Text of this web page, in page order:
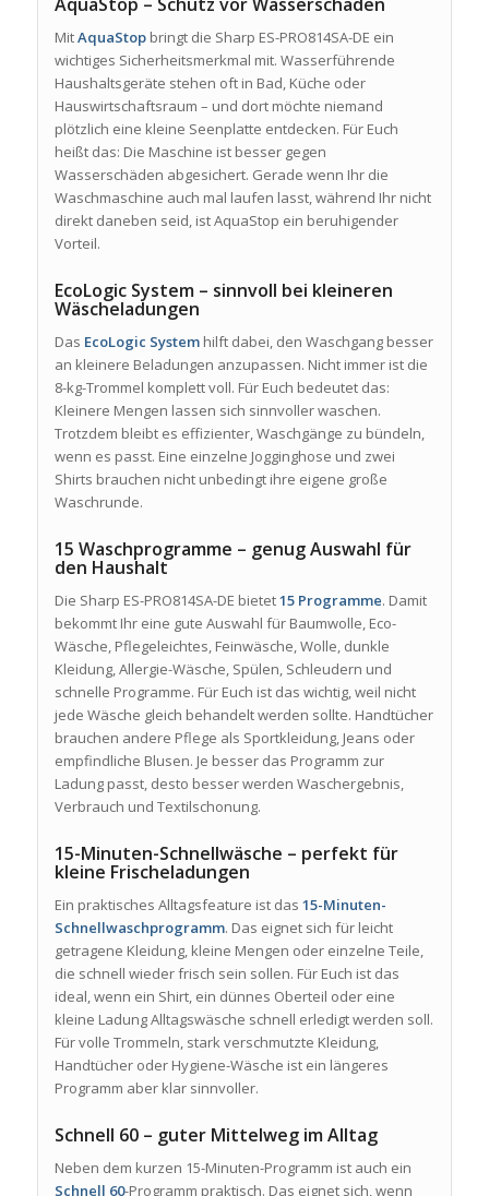
MitAquaStopbringt die Sharp ES-PRO814SA-DE ein
wichtiges Sicherheitsmerkmal mit. Wasserführende
Haushaltsgeräte stehen oft in Bad, Küche oder
Hauswirtschaftsraum – und dort möchte niemand
plötzlich eine kleine Seenplatte entdecken. Für Euch
heißt das: Die Maschine ist besser gegen
Wasserschäden abgesichert. Gerade wenn Ihr die
Waschmaschine auch mal laufen lasst, während Ihr nicht
direkt daneben seid, ist AquaStop ein beruhigender
Vorteil.
EcoLogic System – sinnvoll bei kleineren
Wäscheladungen
Das EcoLogic Systemhilft dabei, den Waschgang besser
an kleinere Beladungen anzupassen. Nicht immer ist die
8-kg-Trommel komplett voll. Für Euch bedeutet das:
Kleinere Mengen lassen sich sinnvoller waschen.
Trotzdem bleibt es effizienter, Waschgänge zu bündeln,
wenn es passt. Eine einzelne Jogginghose und zwei
Shirts brauchen nicht unbedingt ihre eigene große
Waschrunde.
15 Waschprogramme – genug Auswahl für
den Haushalt
Die Sharp ES-PRO814SA-DE bietet15 Programme. Damit
bekommt Ihr eine gute Auswahl für Baumwolle, Eco-
Wäsche, Pflegeleichtes, Feinwäsche, Wolle, dunkle
Kleidung, Allergie-Wäsche, Spülen, Schleudern und
schnelle Programme. Für Euch ist das wichtig, weil nicht
jede Wäsche gleich behandelt werden sollte. Handtücher
brauchen andere Pflege als Sportkleidung, Jeans oder
empfindliche Blusen. Je besser das Programm zur
Ladung passt, desto besser werden Waschergebnis,
Verbrauch und Textilschonung.
15-Minuten-Schnellwäsche – perfekt für
kleine Frischeladungen
Ein praktisches Alltagsfeature ist das 15-Minuten-
Schnellwaschprogramm. Das eignet sich für leicht
getragene Kleidung, kleine Mengen oder einzelne Teile,
die schnell wieder frisch sein sollen. Für Euch ist das
ideal, wenn ein Shirt, ein dünnes Oberteil oder eine
kleine Ladung Alltagswäsche schnell erledigt werden soll.
Für volle Trommeln, stark verschmutzte Kleidung,
Handtücher oder Hygiene-Wäsche ist ein längeres
Programm aber klar sinnvoller.
Schnell 60 – guter Mittelweg im Alltag
Neben dem kurzen 15-Minuten-Programm ist auch ein
Schnell 60-Programm praktisch. Das eignet sich, wenn